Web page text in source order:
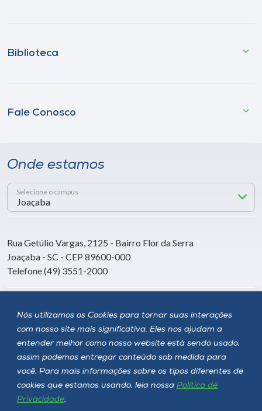
Nós utilizamos os Cookies para tornar suas interações
com nosso site mais significativa. Eles nos ajudam a
entender melhor como nosso website está sendo usado,
assim podemos entregar conteúdo sob medida para
você. Para mais informações sobre os tipos diferentes de
cookies que estamos usando, leia nossa Política de
Privacidade.
Biblioteca
Fale Conosco
Onde estamos
Selecione o campus
Rua Getúlio Vargas, 2125 - Bairro Flor da Serra
Joaçaba - SC - CEP 89600-000
Telefone (49) 3551-2000
Siga a Unoesc